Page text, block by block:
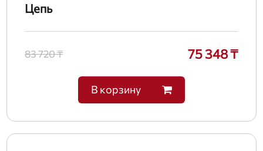
Цепь
83 720 ₸ 75 348 ₸
В корзину